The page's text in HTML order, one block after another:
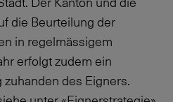
die Beurteilung der
in regelmässigem
erfolgt zudem ein
des Eigners.